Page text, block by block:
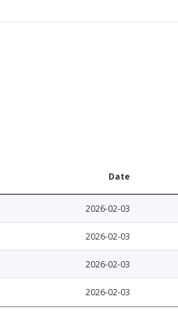
Date
2026-02-03
2026-02-03
2026-02-03
2026-02-03